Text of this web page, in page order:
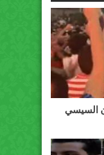
السيسي